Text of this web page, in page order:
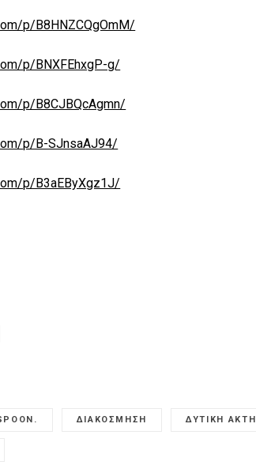
p/B8HNZCQgOmM/
p/BNXFEhxgP-g/
p/B8CJBQcAgmn/
p/B-SJnsaAJ94/
p/B3aEByXgz1J/
ΔΙΑΚΟΣΜΗΣΗ ΔΥΤΙΚΗ ΑΚΤΗ